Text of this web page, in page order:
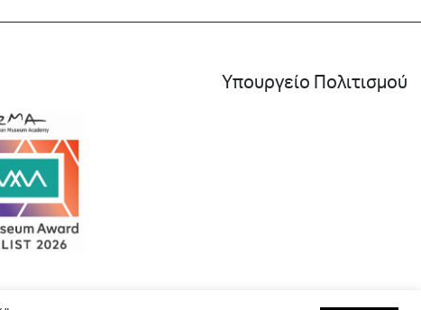
Υπουργείο Πολιτισμού